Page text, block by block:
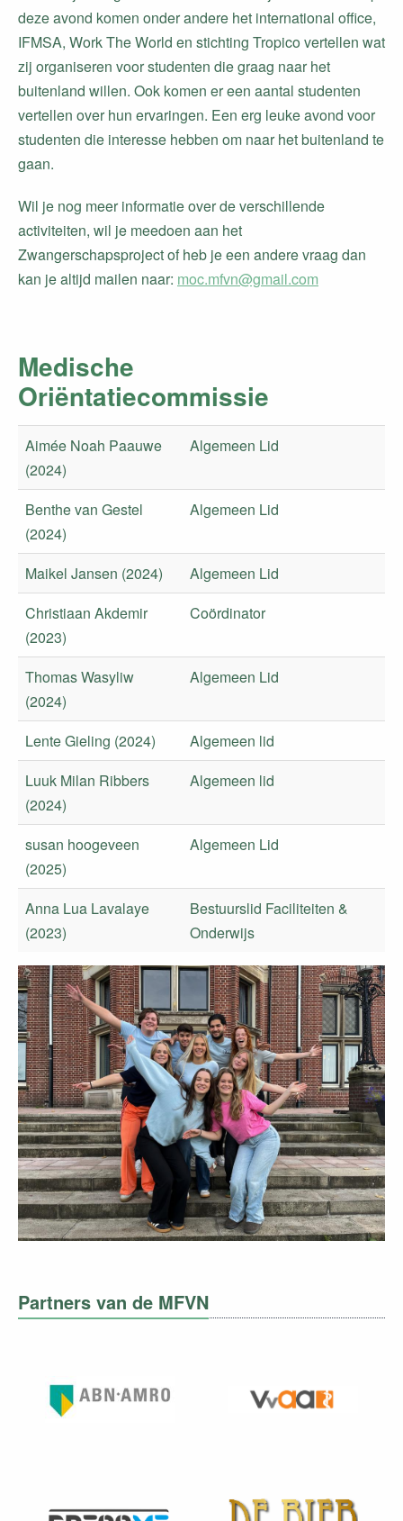
deze avond komen onder andere het international office,
IFMSA, Work The World en stichting Tropico vertellen wat
zij organiseren voor studenten die graag naar het
buitenland willen. Ook komen er een aantal studenten
vertellen over hun ervaringen. Een erg leuke avond voor
studenten die interesse hebben om naar het buitenland te
gaan.
Wil je nog meer informatie over de verschillende
activiteiten, wil je meedoen aan het
Zwangerschapsproject of heb je een andere vraag dan
kan je altijd mailen naar: moc.mfvn@gmail.com
Medische
Oriëntatiecommissie
Aimée Noah Paauwe
(2024)
Algemeen Lid
Benthe van Gestel
(2024)
Algemeen Lid
Maikel Jansen (2024)
Algemeen Lid
Christiaan Akdemir
(2023)
Coördinator
Thomas Wasyliw
(2024)
Algemeen Lid
Lente Gieling (2024)
Algemeen lid
Luuk Milan Ribbers
(2024)
Algemeen lid
susan hoogeveen
(2025)
Algemeen Lid
Anna Lua Lavalaye
(2023)
Bestuurslid Faciliteiten &
Onderwijs
Partners van de MFVN